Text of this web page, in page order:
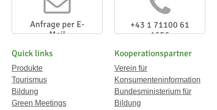
Anfrage per E-
Mail
+43 1 71100 61
1656
Quick links
Produkte
Tourismus
Bildung
Green Meetings
Kooperationspartner
Verein für
Konsumenteninformation
Bundesministerium für
Bildung